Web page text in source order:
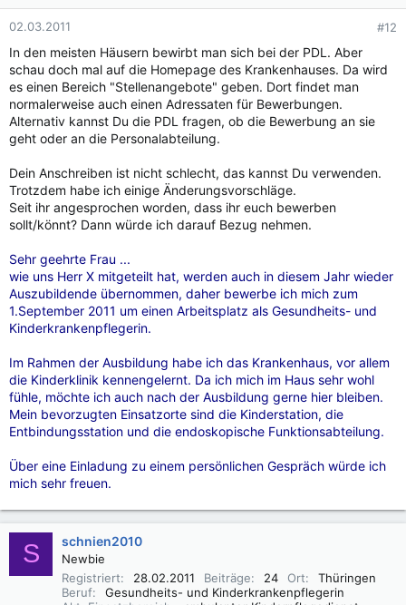
02.03.2011 #12
In den meisten Häusern bewirbt man sich bei der PDL. Aber
schau doch mal auf die Homepage des Krankenhauses. Da wird
es einen Bereich "Stellenangebote" geben. Dort findet man
normalerweise auch einen Adressaten für Bewerbungen.
Alternativ kannst Du die PDL fragen, ob die Bewerbung an sie
geht oder an die Personalabteilung.
Dein Anschreiben ist nicht schlecht, das kannst Du verwenden.
Trotzdem habe ich einige Änderungsvorschläge.
Seit ihr angesprochen worden, dass ihr euch bewerben
sollt/könnt? Dann würde ich darauf Bezug nehmen.
Sehr geehrte Frau ...
wie uns Herr X mitgeteilt hat, werden auch in diesem Jahr wieder
Auszubildende übernommen, daher bewerbe ich mich zum
1.September 2011 um einen Arbeitsplatz als Gesundheits- und
Kinderkrankenpflegerin.
Im Rahmen der Ausbildung habe ich das Krankenhaus, vor allem
die Kinderklinik kennengelernt. Da ich mich im Haus sehr wohl
fühle, möchte ich auch nach der Ausbildung gerne hier bleiben.
Mein bevorzugten Einsatzorte sind die Kinderstation, die
Entbindungsstation und die endoskopische Funktionsabteilung.
Über eine Einladung zu einem persönlichen Gespräch würde ich
mich sehr freuen.
S schnien2010
Newbie
Registriert
28.02.2011 Beiträge 24 Ort
Thüringen
Beruf
Gesundheits- und Kinderkrankenpflegerin